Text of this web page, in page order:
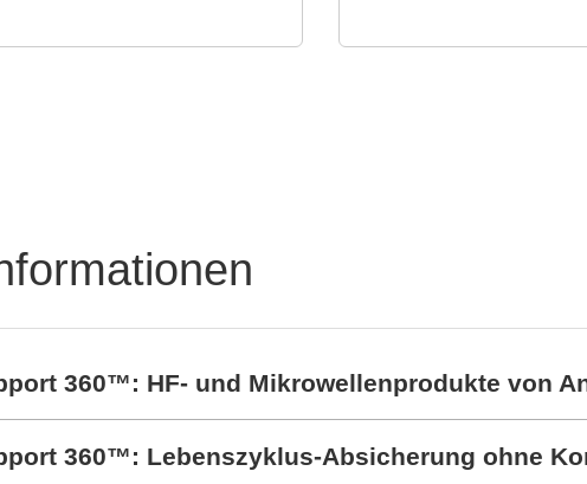
360™: HF- und Mikrowellenprodukte von
360™: Lebenszyklus-Absicherung ohne